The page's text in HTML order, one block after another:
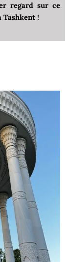
regard sur ce
Tashkent !